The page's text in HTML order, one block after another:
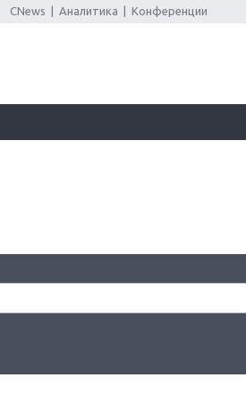
CNews Аналитика Конференции